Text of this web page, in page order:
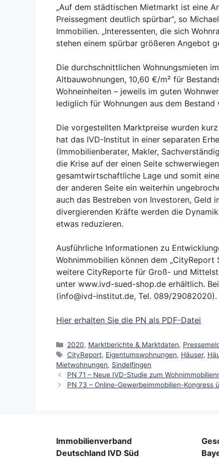
„Auf dem städtischen Mietmarkt ist eine
Preissegment deutlich spürbar“, so
Immobilien. „Interessenten, die sich
stehen einem spürbar größeren Angebot
Die durchschnittlichen Wohnungsmieten
Altbauwohnungen, 10,60 €/m² für
Wohneinheiten – jeweils im guten
lediglich für Wohnungen aus dem
Die vorgestellten Marktpreise wurden
hat das IVD-Institut in einer separaten
(Immobilienberater, Makler,
die Krise auf der einen Seite
gesamtwirtschaftliche Lage und somit
der anderen Seite ein weiterhin
auch das Bestreben von Investoren, Geld
divergierenden Kräfte werden die
etwas reduzieren.
Ausführliche Informationen zu
Wohnimmobilien können dem
weitere CityReporte für Groß- und
unter www.ivd-sued-shop.de erhältlich.
(info@ivd-institut.de, Tel. 089/29082020).
Hier erhalten Sie die PN als PDF-Datei
Kategorien
2020, Marktberichte & Marktdaten,
Schlagwörter
CityReport, Eigentumswohnungen, Häuser,
Mietwohnungen, Sindelfingen
PN 71 – Neue IVD-Studie zum
PN 73 – Online-Gewerbeimmobilien-
Immobilienverband
Deutschland IVD Süd